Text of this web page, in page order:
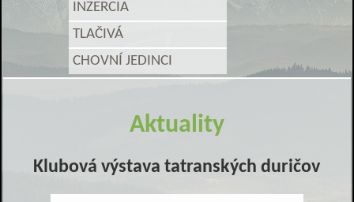
INZERCIA
TLAČIVÁ
CHOVNÍ JEDINCI
Aktuality
Klubová výstava tatranských duričov